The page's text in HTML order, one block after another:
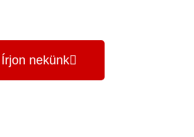
Írjon nekünk